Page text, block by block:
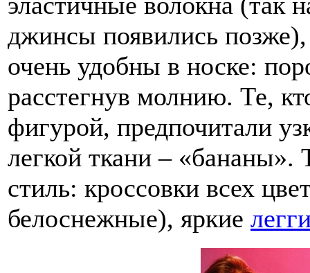
джинсы появились
очень удобны в носке:
расстегнув молнию. Те,
фигурой, предпочитали
легкой ткани –
стиль: кроссовки всех
белоснежные), яркие